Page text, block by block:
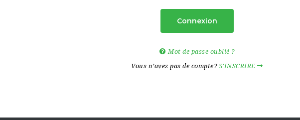
Connexion
Mot de passe oublié ?
Vous n’avez pas de compte? S’INSCRIRE